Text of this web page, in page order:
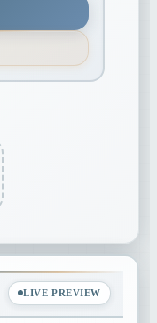
LIVE PREVIEW